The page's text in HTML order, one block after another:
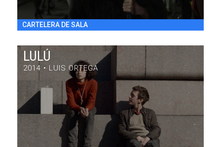
CARTELERA DE SALA
LULÚ
2014 • LUIS ORTEGA
LULÚ
DRAMA / 84' / ARGENTINA / 2014
VIE 31/7 20:30h